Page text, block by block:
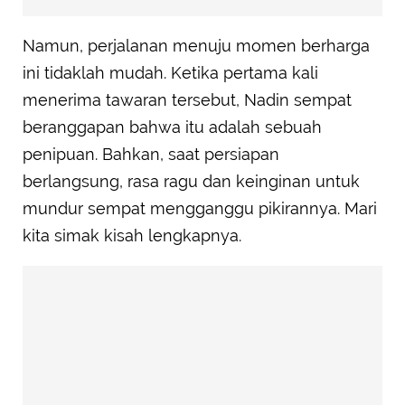
Namun, perjalanan menuju momen berharga
ini tidaklah mudah. Ketika pertama kali
menerima tawaran tersebut, Nadin sempat
beranggapan bahwa itu adalah sebuah
penipuan. Bahkan, saat persiapan
berlangsung, rasa ragu dan keinginan untuk
mundur sempat mengganggu pikirannya. Mari
kita simak kisah lengkapnya.